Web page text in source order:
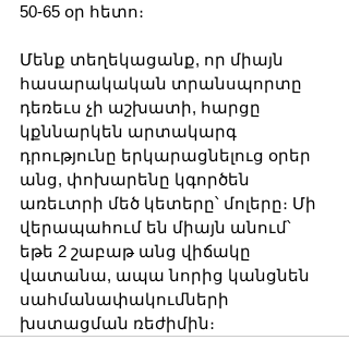
50-65 օր հետո։
Մենք տեղեկացանք, որ միայն
հասարակական տրանսպորտը
դեռեւս չի աշխատի, հարցը
կքննարկեն արտակարգ
դրությունը երկարացնելուց օրեր
անց, փոխարենը կգործեն
առեւտրի մեծ կետերը՝ մոլերը։ Մի
վերապահում են միայն անում՝
եթե 2 շաբաթ անց վիճակը
վատանա, ապա նորից կանցնեն
սահմանափակումների
խստացման ռեժիմին։